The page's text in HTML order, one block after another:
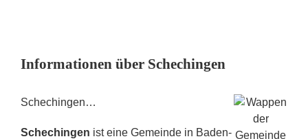
Informationen über Schechingen
Schechingen…
Schechingen ist eine Gemeinde in Baden-